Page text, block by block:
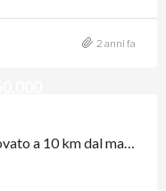
2 anni fa